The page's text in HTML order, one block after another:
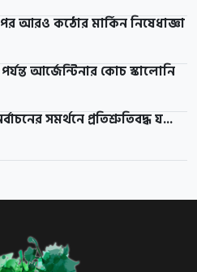
আরও কঠোর মার্কিন নিষেধাজ্ঞা
আর্জেন্টিনার কোচ স্কালোনি
সমর্থনে প্রতিশ্রুতিবদ্ধ য...